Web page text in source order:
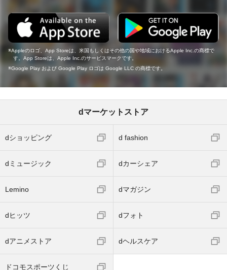
Appleのロゴ、App Storeは、米国もしくはその他の国や地域におけるApple Inc.の商標で
す。App Storeは、Apple Inc.のサービスマークです。
Google Play および Google Play ロゴは Google LLC の商標です。
dマーケットストア
dショッピング d fashion
dミュージック dカーシェア
Lemino dマガジン
dヒッツ dフォト
dアニメストア dヘルスケア
ドコモスポーツくじ